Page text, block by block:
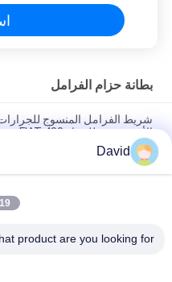
بطانة حزام الفرامل
شريط الفرامل المنسوج
الأسبستوس للجرار FIAT 480
شريط الفرامل المرن القائم على
المصبوبة لشريط الفرامل
الفرقة الفرامل الزراعية
David
PM
product are you looking for?